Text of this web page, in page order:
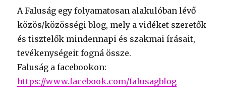
A Faluság egy folyamatosan alakulóban lévő
közös/közösségi blog, mely a vidéket szeretők
és tisztelők mindennapi és szakmai írásait,
tevékenységeit fogná össze.
Faluság a facebookon:
https://www.facebook.com/falusagblog